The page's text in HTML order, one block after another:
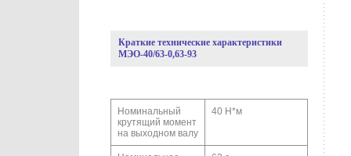
Краткие технические характеристики
МЭО-40/63-0,63-93
Номинальный
крутящий момент
на выходном валу
40 Н*м